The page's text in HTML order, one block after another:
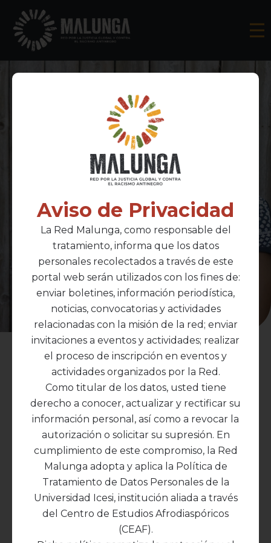
Entrevista a Ana
Belique, lideresa
reconocida de
República
Dominicana
En esta conversación, Ana Belique, co-fundadora y
líder deReconocido , red que moviliza a las y los
dominicanos de ascendencia haitiana en la lucha
Aviso de Privacidad
La Red Malunga, como responsable del
tratamiento, informa que los datos
personales recolectados a través de este
portal web serán utilizados con los fines de:
enviar boletines, información periodística,
noticias, convocatorias y actividades
relacionadas con la misión de la red; enviar
invitaciones a eventos y actividades; realizar
el proceso de inscripción en eventos y
actividades organizados por la Red.
Como titular de los datos, usted tiene
derecho a conocer, actualizar y rectificar su
información personal, así como a revocar la
autorización o solicitar su supresión. En
cumplimiento de este compromiso, la Red
Malunga adopta y aplica la Política de
Tratamiento de Datos Personales de la
Universidad Icesi, institución aliada a través
del Centro de Estudios Afrodiaspóricos
(CEAF).